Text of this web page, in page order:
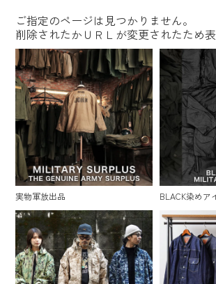
ご指定のページは見つかりません。
削除されたかＵＲＬが変更されたため表
実物軍放出品 BLACK染めア